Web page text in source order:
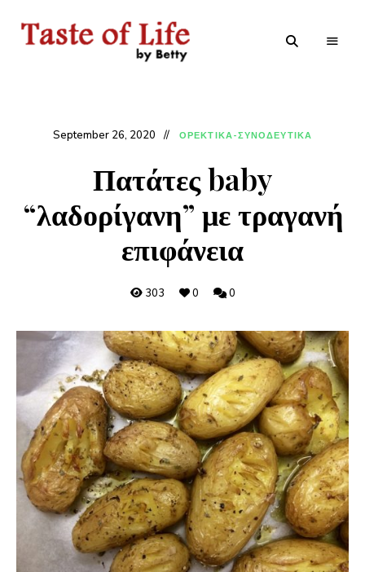
September 26, 2020 ΟΡΕΚΤΙΚΑ-ΣΥΝΟΔΕΥΤΙΚΑ
Πατάτες baby
“λαδορίγανη” με τραγανή
επιφάνεια
303 0 0